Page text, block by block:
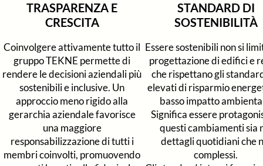
TRASPARENZA E
CRESCITA
Coinvolgere attivamente tutto il
gruppo TEKNE permette di
rendere le decisioni aziendali più
sostenibili e inclusive. Un
approccio meno rigido alla
gerarchia aziendale favorisce
una maggiore
responsabilizzazionedi tutti i
membri coinvolti, promuovendo
STANDARD DI
SOSTENIBILITÀ
Essere sostenibili non si
progettazione di edifici e
che rispettano gli
elevati di risparmio
basso impatto
Significa essere
questi cambiamenti sia
dettagli quotidiani che
complessi.